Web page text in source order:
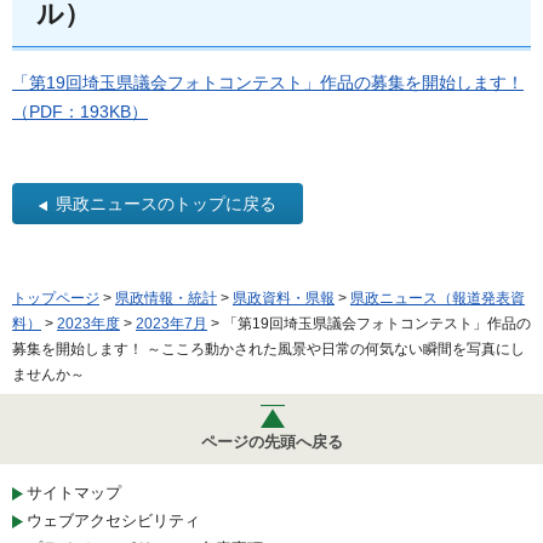
ル）
「第19回埼玉県議会フォトコンテスト」作品の募集を開始します！
（PDF：193KB）
県政ニュースのトップに戻る
トップページ > 県政情報・統計 > 県政資料・県報 > 県政ニュース（報道発表資
料）
> 2023年度 > 2023年7月 > 「第19回埼玉県議会フォトコンテスト」作品の
募集を開始します！ ～こころ動かされた風景や日常の何気ない瞬間を写真にし
ませんか～
ページの先頭へ戻る
サイトマップ
ウェブアクセシビリティ